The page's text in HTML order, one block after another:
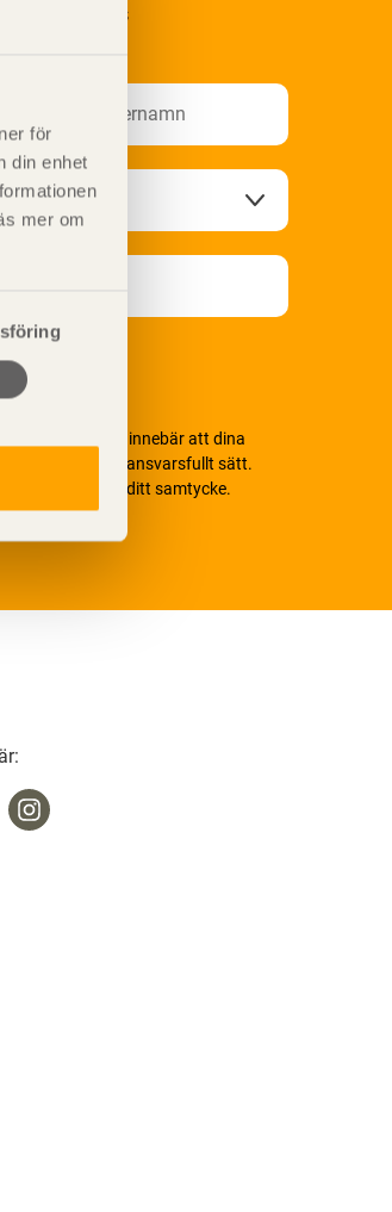
för
din enhet
mer om
Svenskt Träs
integritet vilket innebär att dina
hanteras på ett ansvarsfullt sätt.
lämnar du ditt samtycke.